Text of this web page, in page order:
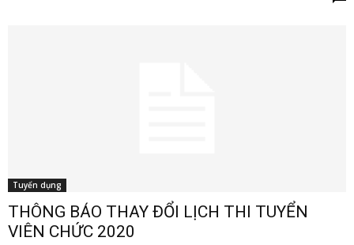
Tuyển dụng
THÔNG BÁO THAY ĐỔI LỊCH THI TUYỂN
VIÊN CHỨC 2020